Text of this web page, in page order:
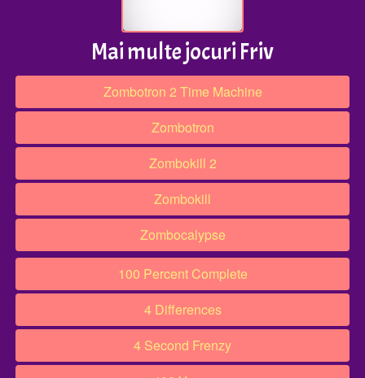
Mai multe jocuri Friv
Zombotron 2 Time Machine
Zombotron
Zombokill 2
Zombokill
Zombocalypse
100 Percent Complete
4 Differences
4 Second Frenzy